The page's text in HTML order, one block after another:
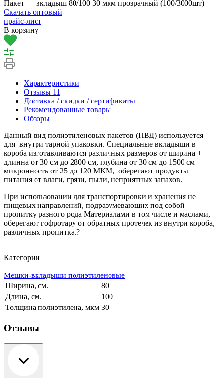
Пакет — вкладыш 80/100 30 мкм прозрачный (100/3000шт)
Скачать оптовый
прайс-лист
В корзину
Характеристики
Отзывы 11
Доставка / скидки / сертификаты
Рекомендованные товары
Обзоры
Данный вид полиэтиленовых пакетов (ПВД) используется
для внутри тарной упаковки. Специальные вкладыши в
короба изготавливаются различных размеров от ширина +
длинна от 30 см до 2800 см, глубина от 30 см до 1500 см
микронность от 25 до 120 МКМ, оберегают продукты
питания от влаги, грязи, пыли, неприятных запахов.
При использовании для транспортировки и хранения не
пищевых направлений, подразумевающих под собой
пропитку разного рода Материалами в том числе и маслами,
оберегают гофротару от обратных протечек из внутри короба,
различных пропитка.?
Категории
Мешки-вкладыши полиэтиленовые
Ширина, см.
80
Длина, см.
100
Толщина полиэтилена, мкм 30
Отзывы